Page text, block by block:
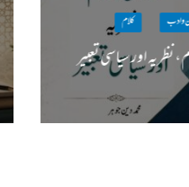
وادب کلام
نظریہ اور سیاسی تعبیر